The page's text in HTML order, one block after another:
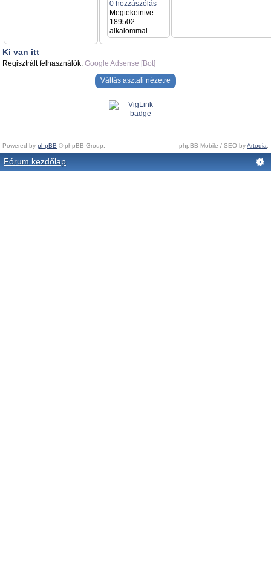
0 hozzászólás
Megtekeintve
189502
alkalommal
Ki van itt
Regisztrált felhasználók: Google Adsense [Bot]
Váltás asztali nézetre
Powered by phpBB © phpBB Group. phpBB Mobile / SEO byArtodia.
Fórum kezdőlap